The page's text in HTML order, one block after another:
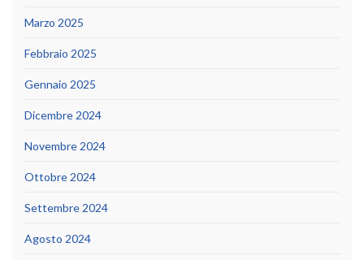
Marzo 2025
Febbraio 2025
Gennaio 2025
Dicembre 2024
Novembre 2024
Ottobre 2024
Settembre 2024
Agosto 2024